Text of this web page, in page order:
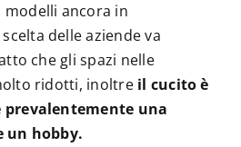
ancora in
delle aziende va
che gli spazi nelle
ridotti, inoltre il cucito è
prevalentemente una
un hobby.